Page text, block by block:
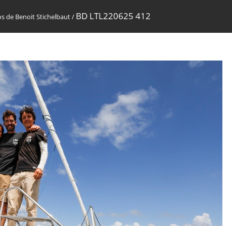
de Benoit Stichelbaut/ BD LTL220625 412